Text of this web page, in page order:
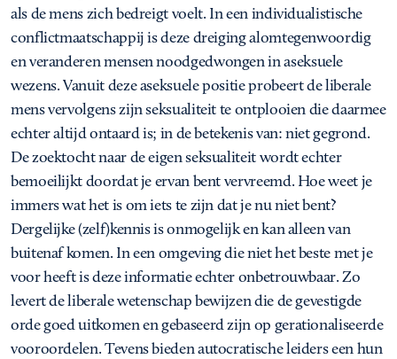
als de mens zich bedreigt voelt. In een individualistische
conflictmaatschappij is deze dreiging alomtegenwoordig
en veranderen mensen noodgedwongen in aseksuele
wezens. Vanuit deze aseksuele positie probeert de liberale
mens vervolgens zijn seksualiteit te ontplooien die daarmee
echter altijd ontaard is; in de betekenis van: niet gegrond.
De zoektocht naar de eigen seksualiteit wordt echter
bemoeilijkt doordat je ervan bent vervreemd. Hoe weet je
immers wat het is om iets te zijn dat je nu niet bent?
Dergelijke (zelf)kennis is onmogelijk en kan alleen van
buitenaf komen. In een omgeving die niet het beste met je
voor heeft is deze informatie echter onbetrouwbaar. Zo
levert de liberale wetenschap bewijzen die de gevestigde
orde goed uitkomen en gebaseerd zijn op gerationaliseerde
vooroordelen. Tevens bieden autocratische leiders een hun